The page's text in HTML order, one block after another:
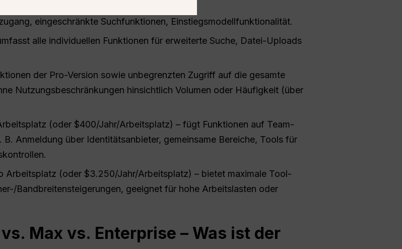
eingeschränkte Suchfunktionen, Einstiegsmodellfunktionalität.
alle individuellen Funktionen für erweiterte Suche, Datei-Uploads
der Pro-Version sowie unbegrenzten Zugriff auf die gesamte
Nutzungsbeschränkungen hinsichtlich Volumen oder Häufigkeit (über
(oder $400/Jahr/Arbeitsplatz) – fügt Funktionen auf Team-
Anmeldung über Identitätsanbieter, gemeinsame Bereiche, Tools für
Arbeitsplatz (oder $3.250/Jahr/Arbeitsplatz) – bietet maximale Tool-
Bandbreitensteigerungen, geeignet für hohe Arbeitslasten oder
Max vs. Enterprise – Was ist der